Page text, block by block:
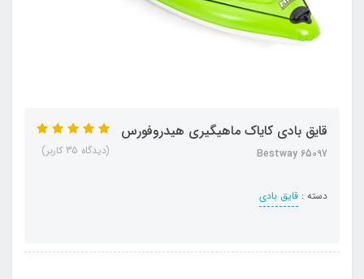
قایق بادی کایاک ماهیگیری هیدروفورس
Bestway 65097
دسته : قایق بادی
(دیدگاه 35 کاربر)